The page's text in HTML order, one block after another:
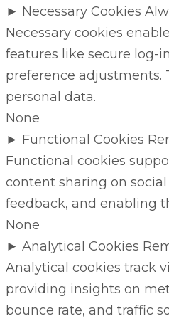
► Necessary Cookies
Necessary cookies
features like secure log-
preference adjustments.
personal data.
None
► Functional Cookies
Functional cookies
content sharing on
feedback, and enabling
None
► Analytical Cookies
Analytical cookies track
providing insights on
bounce rate, and traffic